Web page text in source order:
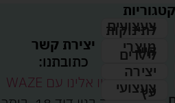
קטגוריות
צעצועים
לתינוקות
מוצרי
קיץ
לילדים
יצירה
צעצועי
עץ
יצירת קשר
כתובתנו:
נווטו אלינו עם WAZE